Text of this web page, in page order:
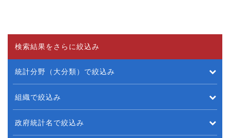
検索結果をさらに絞込み
統計分野（大分類）で絞込み
組織で絞込み
政府統計名で絞込み